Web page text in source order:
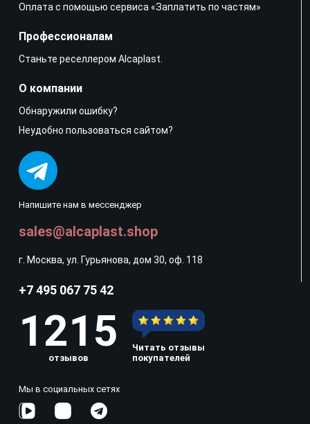
Напишите нам в мессенджер
sales@alcaplast.shop
г. Москва, ул. Гурьянова, дом 30, оф. 118
Оплата с помощью сервиса «Заплатить по частям»
Профессионалам
Станьте реселлером Alcaplast.
О компании
Обнаружили ошибку?
Неудобно пользоваться сайтом?
+7 495 067 75 42
1215
отзывов
Читать отзывы
покупателей
Мы в социальных сетях